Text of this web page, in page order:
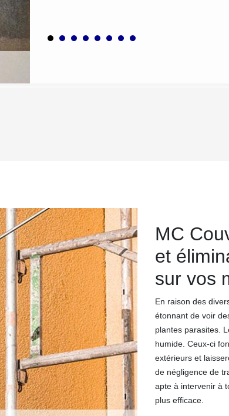
MC
et
sur vos
En raison des
étonnant de voir
plantes parasites.
humide. Ceux-ci
extérieurs et
de négligence de
apte à intervenir à
plus efficace.